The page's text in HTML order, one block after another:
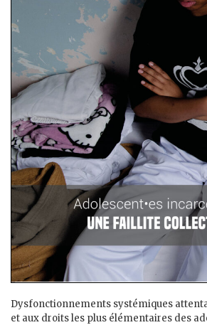
Dysfonctionnements systémiques
et aux droits les plus élémentaires des